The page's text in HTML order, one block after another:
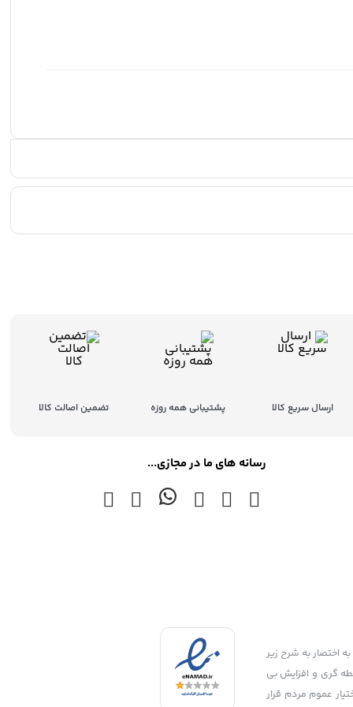
ارسال سریع کالا پشتیبانی همه روزه تضمین اصالت کالا
رسانه های ما در مجازی...
اختصار به شرح زیر
از توزیع قطعات بی کیفیت و تقلبی و غیر استاندارد 3:جلوگیری از واسطه گری و افزایش بی
عموم مردم قرار